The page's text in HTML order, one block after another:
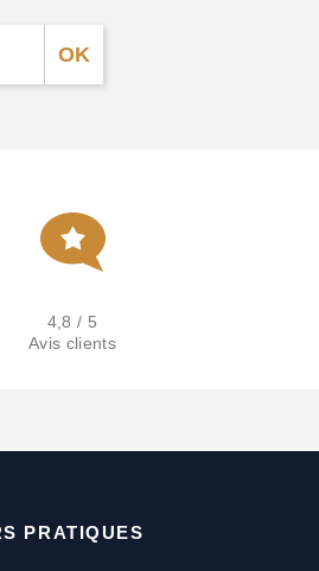
4,8 / 5
Avis clients
PRATIQUES